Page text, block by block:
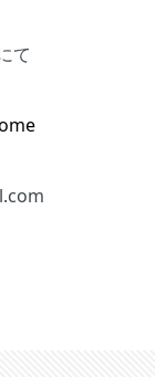
て